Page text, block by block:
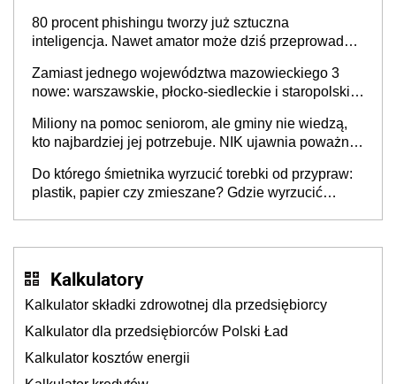
80 procent phishingu tworzy już sztuczna
inteligencja. Nawet amator może dziś przeprowadzić
Zamiast jednego województwa mazowieckiego 3
nowe: warszawskie, płocko-siedleckie i staropolskie.
stołecznych
Miliony na pomoc seniorom, ale gminy nie wiedzą,
kto najbardziej jej potrzebuje. NIK ujawnia poważną
Do którego śmietnika wyrzucić torebki od przypraw:
plastik, papier czy zmieszane? Gdzie wyrzucić
Kalkulatory
Kalkulator składki zdrowotnej dla przedsiębiorcy
Kalkulator dla przedsiębiorców Polski Ład
Kalkulator kosztów energii